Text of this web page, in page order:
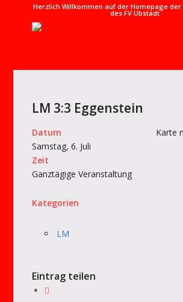
Herzlich Willkommen auf der Homepage
des FV Ubstadt
LM 3:3 Eggenstein
Karte
Datum
Samstag, 6. Juli
Zeit
Ganztägige Veranstaltung
Kategorien
LM
Eintrag teilen